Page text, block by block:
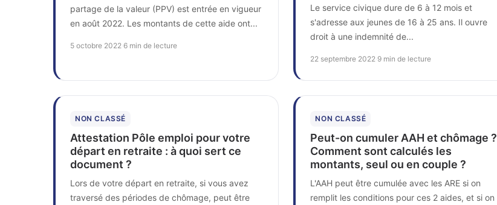
partage de la valeur (PPV) est entrée en vigueur
en août 2022. Les montants de cette aide ont...
5 octobre 2022 6 min de lecture
Le service civique dure de 6 à 12 mois et
s'adresse aux jeunes de 16 à 25 ans. Il ouvre
droit à une indemnité de...
22 septembre 2022 9 min de lecture
NON CLASSÉ
Attestation Pôle emploi pour votre
départ en retraite : à quoi sert ce
document ?
Lors de votre départ en retraite, si vous avez
traversé des périodes de chômage, peut être
NON CLASSÉ
Peut-on cumuler AAH et chômage ?
Comment sont calculés les
montants, seul ou en couple ?
L'AAH peut être cumulée avec les ARE si on
remplit les conditions pour ces 2 aides, et si on